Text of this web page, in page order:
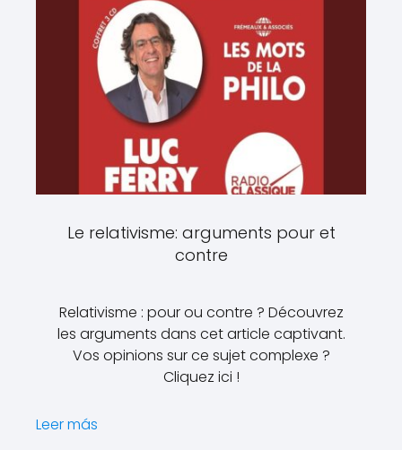
Le relativisme: arguments pour et
contre
Relativisme : pour ou contre ? Découvrez
les arguments dans cet article captivant.
Vos opinions sur ce sujet complexe ?
Cliquez ici !
Leer más